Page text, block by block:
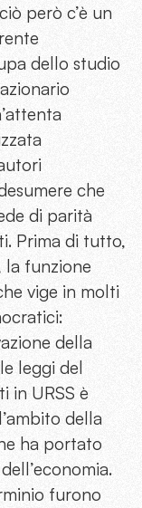
però c’è un
dello studio
che
di parità
Prima di tutto,
la funzione
vige in molti
della
leggi del
in URSS è
della
ha portato
furono